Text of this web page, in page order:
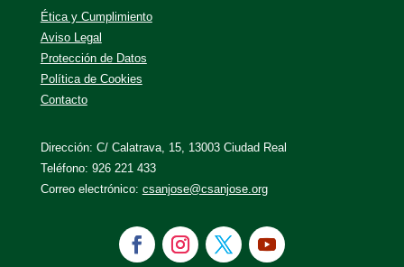
Ética y Cumplimiento
Aviso Legal
Protección de Datos
Política de Cookies
Contacto
Dirección: C/ Calatrava, 15, 13003 Ciudad Real
Teléfono: 926 221 433
Correo electrónico: csanjose@csanjose.org